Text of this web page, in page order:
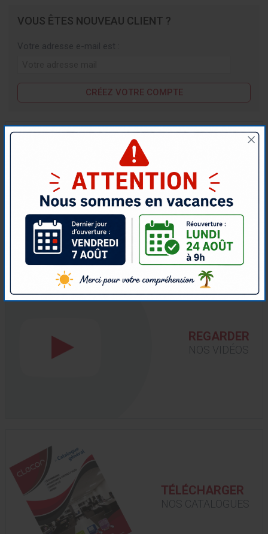
VOUS ÊTES NOUVEAU CLIENT ?
Votre adresse e-mail est :
CRÉEZ VOTRE COMPTE
TROUVER
UN COMMERCIAL
REGARDER
NOS VIDÉOS
TÉLÉCHARGER
NOS CATALOGUES